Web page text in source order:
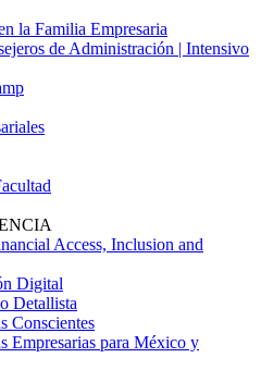
la Familia Empresaria
de Administración | Intensivo
Access, Inclusion and
Digital
Detallista
Conscientes
Empresarias para México y